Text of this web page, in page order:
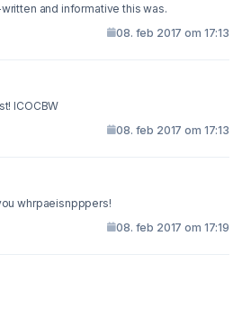
and informative this was.
08. feb 2017 om 17:13
ICOCBW
08. feb 2017 om 17:13
whrpaeisnpppers!
08. feb 2017 om 17:19